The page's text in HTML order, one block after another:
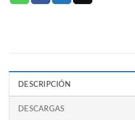
DESCRIPCIÓN
DESCARGAS